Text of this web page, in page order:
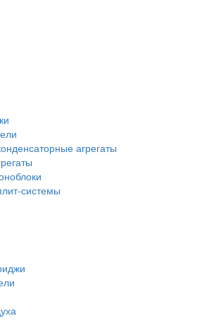
агрегаты
системы